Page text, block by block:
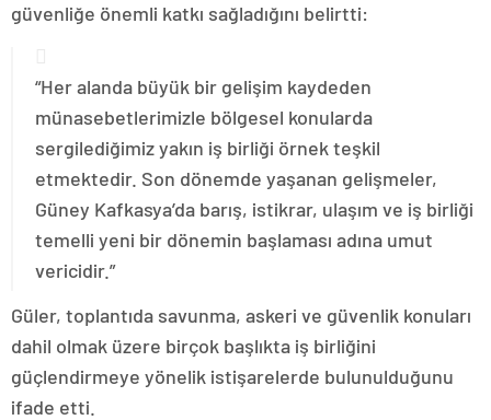
güvenliğe önemli katkı sağladığını belirtti:
“Her alanda büyük bir gelişim kaydeden
münasebetlerimizle bölgesel konularda
sergilediğimiz yakın iş birliği örnek teşkil
etmektedir. Son dönemde yaşanan gelişmeler,
Güney Kafkasya’da barış, istikrar, ulaşım ve iş birliği
temelli yeni bir dönemin başlaması adına umut
vericidir.”
Güler, toplantıda savunma, askeri ve güvenlik konuları
dahil olmak üzere birçok başlıkta iş birliğini
güçlendirmeye yönelik istişarelerde bulunulduğunu
ifade etti.